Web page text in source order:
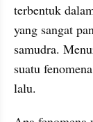
terbentuk
yang sangat
samudra.
suatu
lalu.